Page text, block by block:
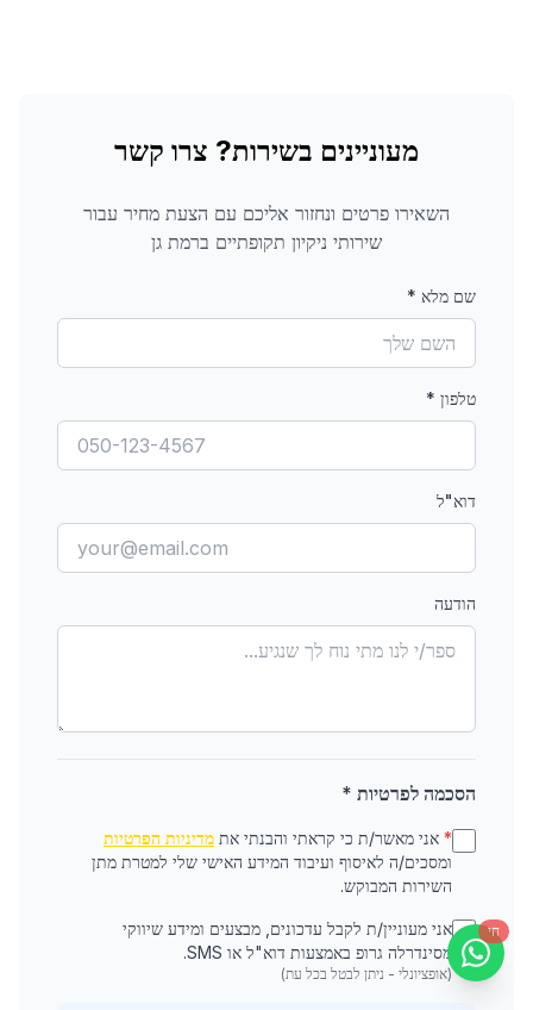
מעוניינים בשירות? צרו קשר
השאירו פרטים ונחזור אליכם עם הצעת מחיר עבור
שירותי ניקיון תקופתיים ברמת גן
שם מלא *
טלפון *
דוא"ל
הודעה
הסכמה לפרטיות *
* אני מאשר/ת כי קראתי והבנתי את מדיניות הפרטיות
ומסכים/ה לאיסוף ועיבוד המידע האישי שלי למטרת מתן
השירות המבוקש.
אני מעוניין/ת לקבל עדכונים, מבצעים ומידע שיווקי
מסינדרלה גרופ באמצעות דוא"ל או SMS.
(אופציונלי - ניתן לבטל בכל עת)
חי